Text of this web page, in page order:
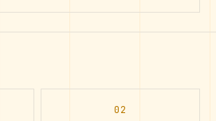
02